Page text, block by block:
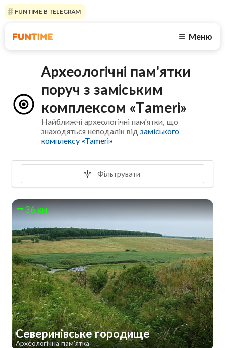
FUNTIME В TELEGRAM
☰ Меню
Археологічні пам'ятки
поруч з заміським
комплексом «Tameri»
Найближчі археологічні пам'ятки, що
знаходяться неподалік відзаміського
комплексу «Tameri»
Фільтрувати
36 км
Северинівське городище
Археологічна пам'ятка